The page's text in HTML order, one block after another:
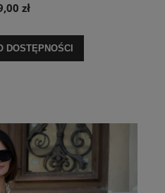
zł
DOSTĘPNOŚCI